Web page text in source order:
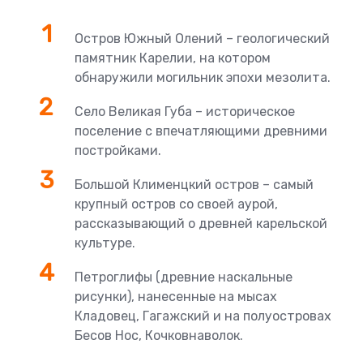
Остров Южный Олений – геологический
памятник Карелии, на котором
обнаружили могильник эпохи мезолита.
Село Великая Губа – историческое
поселение с впечатляющими древними
постройками.
Большой Клименцкий остров – самый
крупный остров со своей аурой,
рассказывающий о древней карельской
культуре.
Петроглифы (древние наскальные
рисунки), нанесенные на мысах
Кладовец, Гагажский и на полуостровах
Бесов Нос, Кочковнаволок.